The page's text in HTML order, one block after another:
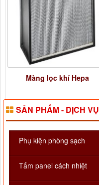
Màng lọc khí Hepa
SẢN PHẨM - DỊCH VỤ
Phụ kiện phòng sạch
Tấm panel cách nhiệt